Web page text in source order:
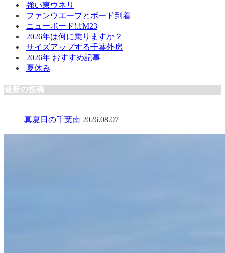
強い東ウネリ
ファンウエーブとボード到着
ニューボードはM23
2026年は何に乗りますか？
サイズアップする千葉外房
2026年 おすすめ記事
夏休み
最新の投稿
真夏日の千葉南 2026.08.07